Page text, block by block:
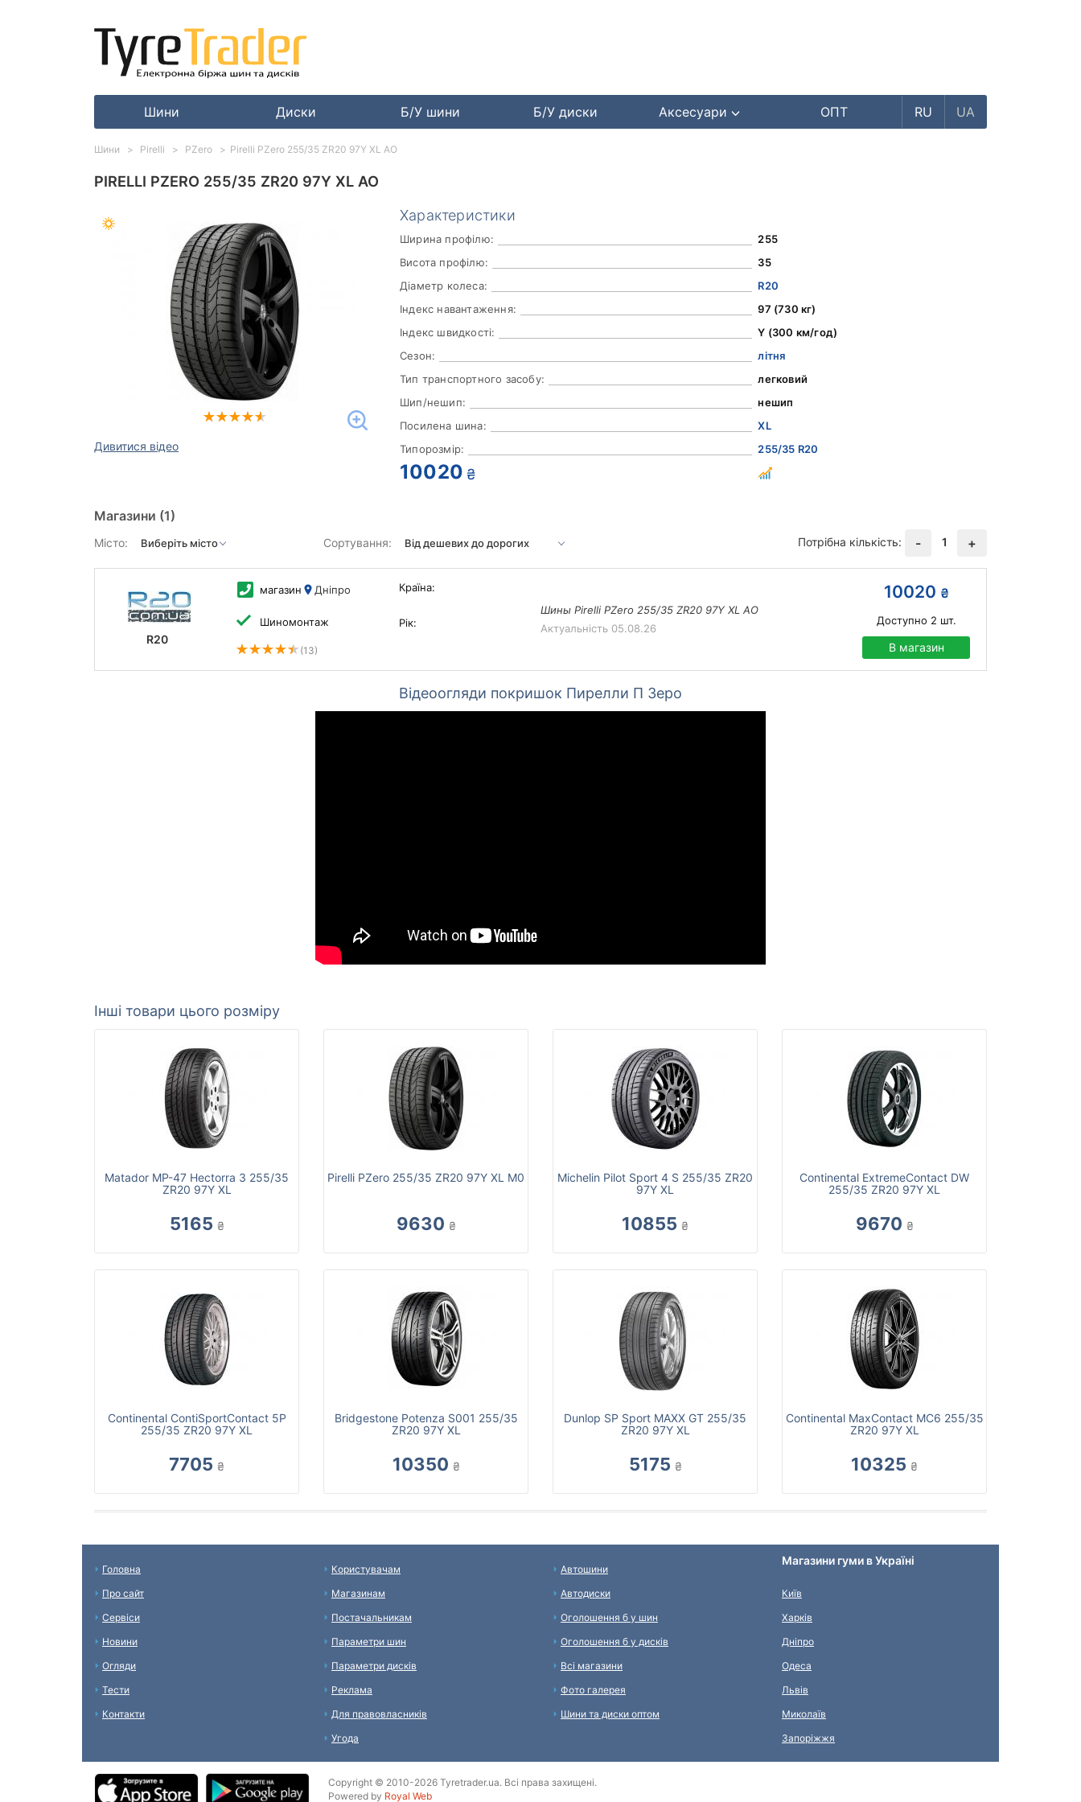
Шини Диски Б/У шини Б/У диски Аксесуари ОПТ RU UA
PIRELLI PZERO 255/35 ZR20 97Y XL AO
Дивитися відео
Характеристики
Ширина профілю:
255
Висота профілю:
35
Діаметр колеса:
R20
Індекс навантаження:
97 (730 кг)
Індекс швидкості:
Y (300 км/год)
Сезон:
літня
Тип транспортного засобу:
легковий
Шип/нешип:
нешип
Посилена шина:
XL
Типорозмір:
255/35 R20
10020 ₴
Магазини (1)
Місто: Сортування: Потрібна кількість: - 1 +
R20
магазин Дніпро
Шиномонтаж
(13)
Країна:
Рік:
Шины Pirelli PZero 255/35 ZR20 97Y XL AO
Актуальність 05.08.26
10020 ₴
Доступно 2 шт.
В магазин
Відеоогляди покришок Пирелли П Зеро
Інші товари цього розміру
Matador MP-47 Hectorra 3 255/35
ZR20 97Y XL
5165 ₴
Pirelli PZero 255/35 ZR20 97Y XL M0
9630 ₴
Michelin Pilot Sport 4 S 255/35 ZR20
97Y XL
10855 ₴
Continental ExtremeContact DW
255/35 ZR20 97Y XL
9670 ₴
Continental ContiSportContact 5P
255/35 ZR20 97Y XL
7705 ₴
Bridgestone Potenza S001 255/35
ZR20 97Y XL
10350 ₴
Dunlop SP Sport MAXX GT 255/35
ZR20 97Y XL
5175 ₴
Continental MaxContact MC6 255/35
ZR20 97Y XL
10325 ₴
Шини Pirelli PZero Pirelli PZero 255/35 ZR20 97Y XL AO
Головна
Про сайт
Сервіси
Новини
Огляди
Тести
Контакти
Користувачам
Магазинам
Постачальникам
Параметри шин
Параметри дисків
Реклама
Для правовласників
Угода
Автошини
Автодиски
Оголошення б у шин
Оголошення б у дисків
Всі магазини
Фото галерея
Шини та диски оптом
Магазини гуми в Україні
Київ
Харків
Дніпро
Одеса
Львів
Миколаїв
Запоріжжя
Copyright © 2010-2026 Tyretrader.ua. Всі права захищені.
Powered by Royal Web